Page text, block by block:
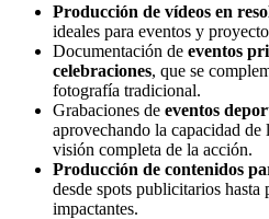
Producción de vídeos en
ideales para eventos y
Documentación de eventos
celebraciones, que se
fotografía tradicional.
Grabaciones de eventos
aprovechando la capacidad de
visión completa de la acción.
Producción de contenidos
desde spots publicitarios hasta
impactantes.